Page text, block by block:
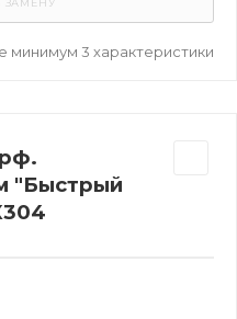
минимум 3 характеристики
"Быстрый